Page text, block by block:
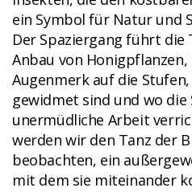
ein Symbol für Natur und
Der Spaziergang führt die
Anbau von
Augenmerk auf die
gewidmet sind und wo
unermüdliche Arbeit
werden wir den Tanz der
beobachten, ein
mit dem sie miteinander